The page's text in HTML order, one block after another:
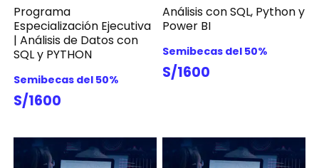
Programa
Especialización Ejecutiva
| Análisis de Datos con
SQL y PYTHON
Semibecas del 50%
S/1600
Análisis con SQL, Python y
Power BI
Semibecas del 50%
S/1600